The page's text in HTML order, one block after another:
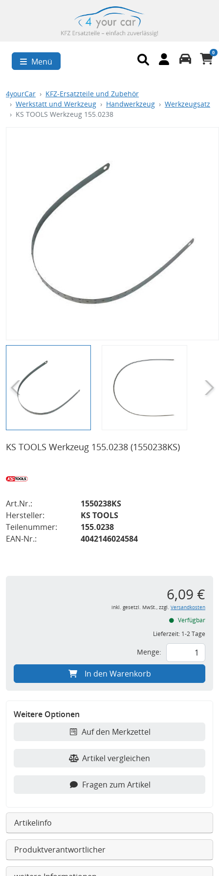
Menü
0
4yourCar
KFZ-Ersatzteile und Zubehör
Werkstatt und Werkzeug
Handwerkzeug
Werkzeugsatz
KS TOOLS Werkzeug 155.0238
KS TOOLS Werkzeug 155.0238 (1550238KS)
Art.Nr.:
1550238KS
Hersteller:
KS TOOLS
Teilenummer:
155.0238
EAN-Nr.:
4042146024584
6,09 €
inkl. gesetzl. MwSt., zzgl. Versandkosten
Verfügbar
Lieferzeit: 1-2 Tage
Menge:
In den Warenkorb
Weitere Optionen
Auf den Merkzettel
Artikel vergleichen
Fragen zum Artikel
Artikelinfo
Produktverantwortlicher